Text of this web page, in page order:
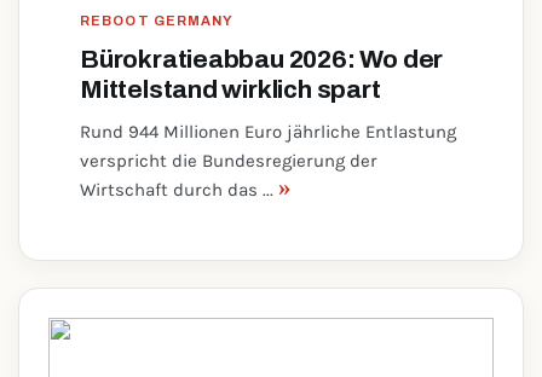
REBOOT GERMANY
Bürokratieabbau 2026: Wo der
Mittelstand wirklich spart
Rund 944 Millionen Euro jährliche Entlastung
verspricht die Bundesregierung der
Wirtschaft durch das ... »